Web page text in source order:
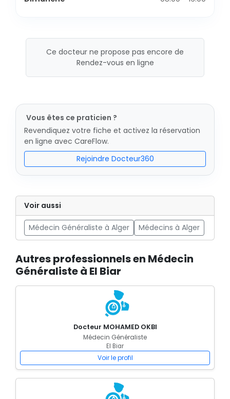
Ce docteur ne propose pas encore de
Rendez-vous en ligne
Vous êtes ce praticien ?
Revendiquez votre fiche et activez la réservation
en ligne avec CareFlow.
Rejoindre Docteur360
Voir aussi
Médecin Généraliste à Alger Médecins à Alger
Autres professionnels en Médecin
Généraliste à El Biar
Docteur MOHAMED OKBI
Médecin Généraliste
El Biar
Voir le profil